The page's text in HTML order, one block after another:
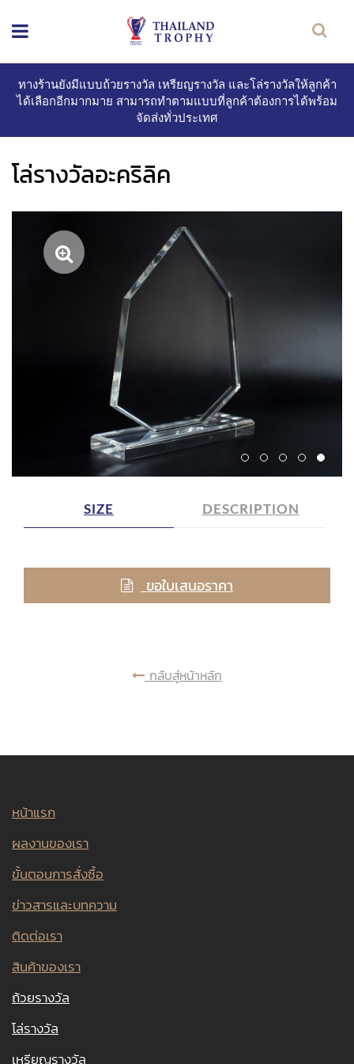
ทางร้านยังมีแบบถ้วยรางวัล เหรียญรางวัล และโล่รางวัลให้ลูกค้า
ได้เลือกอีกมากมาย สามารถทำตามแบบที่ลูกค้าต้องการได้พร้อม
จัดส่งทั่วประเทศ
โล่รางวัลอะคริลิค
SIZE DESCRIPTION
ขอใบเสนอราคา
กลับสู่หน้าหลัก
หน้าแรก
ผลงานของเรา
ขั้นตอนการสั่งซื้อ
ข่าวสารและบทความ
ติดต่อเรา
สินค้าของเรา
ถ้วยรางวัล
โล่รางวัล
เหรียญรางวัล